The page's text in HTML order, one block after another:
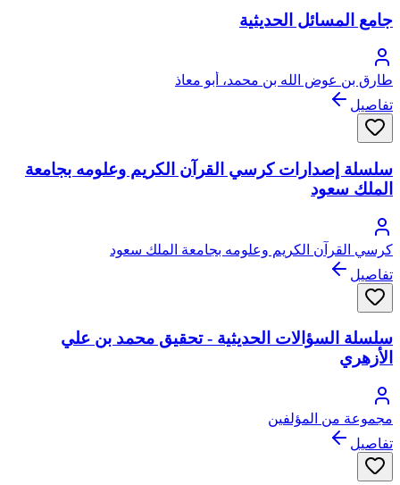
جامع المسائل الحديثية
طارق بن عوض الله بن محمد، أبو معاذ
تفاصيل
سلسلة إصدارات كرسي القرآن الكريم وعلومه بجامعة
الملك سعود
كرسي القرآن الكريم وعلومه بجامعة الملك سعود
تفاصيل
سلسلة السؤالات الحديثية - تحقيق محمد بن علي
الأزهري
مجموعة من المؤلفين
تفاصيل